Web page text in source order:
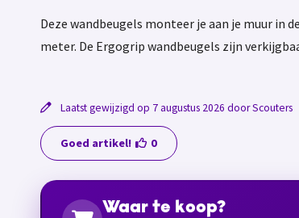
Deze wandbeugels monteer je aan je muur in
meter. De Ergogrip wandbeugels zijn
Laatst gewijzigd op 7 augustus 2026 door Scouters
Goed artikel! 0
Waar te koop?